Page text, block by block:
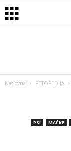
Naslovna PETOPEDIJA
PSI MAČKE